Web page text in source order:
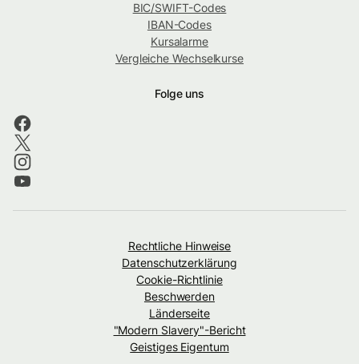
BIC/SWIFT-Codes
IBAN-Codes
Kursalarme
Vergleiche Wechselkurse
Folge uns
Rechtliche Hinweise
Datenschutzerklärung
Cookie-Richtlinie
Beschwerden
Länderseite
"Modern Slavery"-Bericht
Geistiges Eigentum